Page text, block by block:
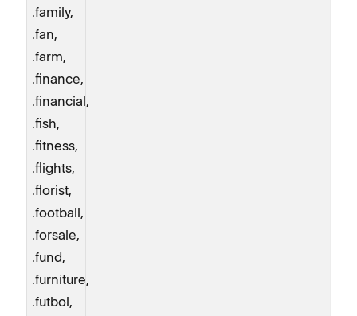
.family,
.fan,
.farm,
.finance,
.financial,
.fish,
.fitness,
.flights,
.florist,
.football,
.forsale,
.fund,
.furniture,
.futbol,